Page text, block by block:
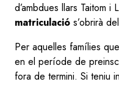
d’ambdues llars Taitom i
matriculació s’obrirà del
Per aquelles famílies
en el període de
fora de termini. Si teniu